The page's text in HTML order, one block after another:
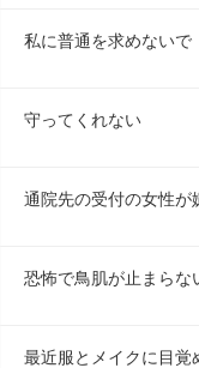
私に普通を求めないで
守ってくれない
通院先の受付の女性が
恐怖で鳥肌が止まらな
最近服とメイクに目覚